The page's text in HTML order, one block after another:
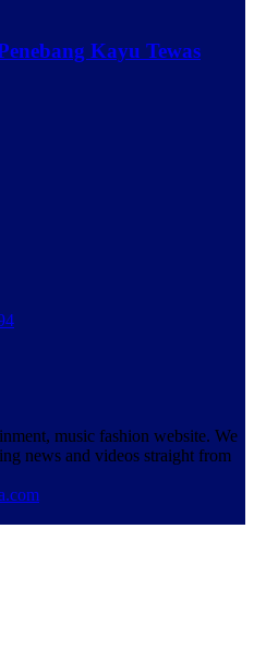
Kayu Tewas
music fashion website. We
news and videos straight from